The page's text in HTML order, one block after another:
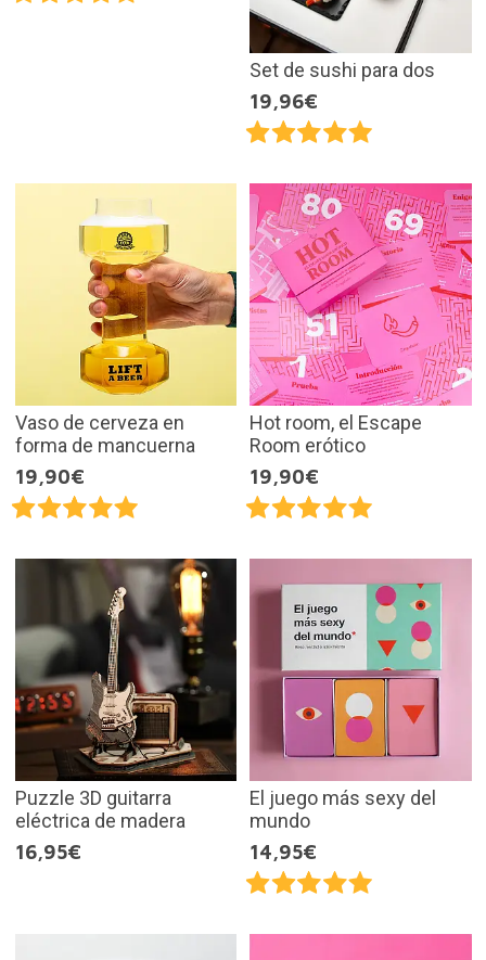
Set de sushi para dos
19,96€
Vaso de cerveza en
forma de mancuerna
19,90€
Hot room, el Escape
Room erótico
19,90€
Puzzle 3D guitarra
eléctrica de madera
16,95€
El juego más sexy del
mundo
14,95€